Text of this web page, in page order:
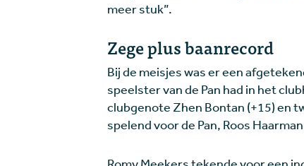
meer stuk”.
Zege plus baanrecord
Bij de meisjes was er een
speelster van de Pan had in het
clubgenote Zhen Bontan (+15) en
spelend voor de Pan, Roos